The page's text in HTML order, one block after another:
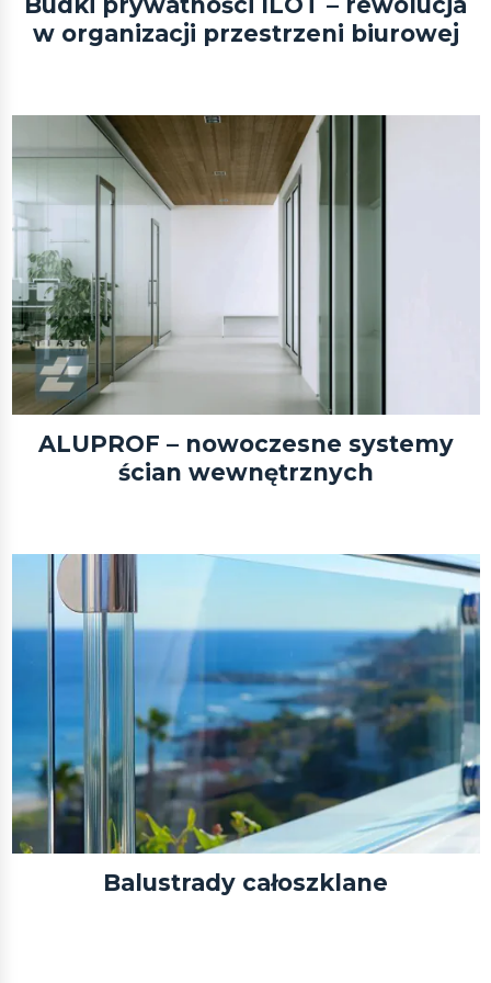
w organizacji przestrzeni biurowej
ALUPROF – nowoczesne systemy
ścian wewnętrznych
Balustrady całoszklane